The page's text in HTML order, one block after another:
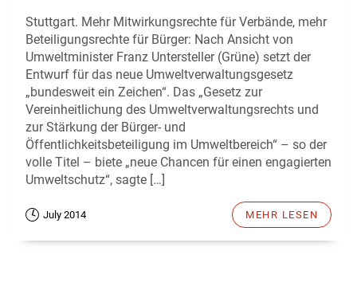
Stuttgart. Mehr Mitwirkungsrechte für Verbände, mehr
Beteiligungsrechte für Bürger: Nach Ansicht von
Umweltminister Franz Untersteller (Grüne) setzt der
Entwurf für das neue Umweltverwaltungsgesetz
„bundesweit ein Zeichen“. Das „Gesetz zur
Vereinheitlichung des Umweltverwaltungsrechts und
zur Stärkung der Bürger- und
Öffentlichkeitsbeteiligung im Umweltbereich“ – so der
volle Titel – biete „neue Chancen für einen engagierten
Umweltschutz“, sagte […]
July 2014 MEHR LESEN